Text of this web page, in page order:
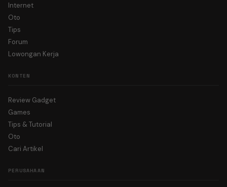
Internet
Oto
Tips
Forum
Lowongan Kerja
KONTEN
Review Gadget
Games
Tips & Tutorial
Oto
Cari Artikel
PERUSAHAAN